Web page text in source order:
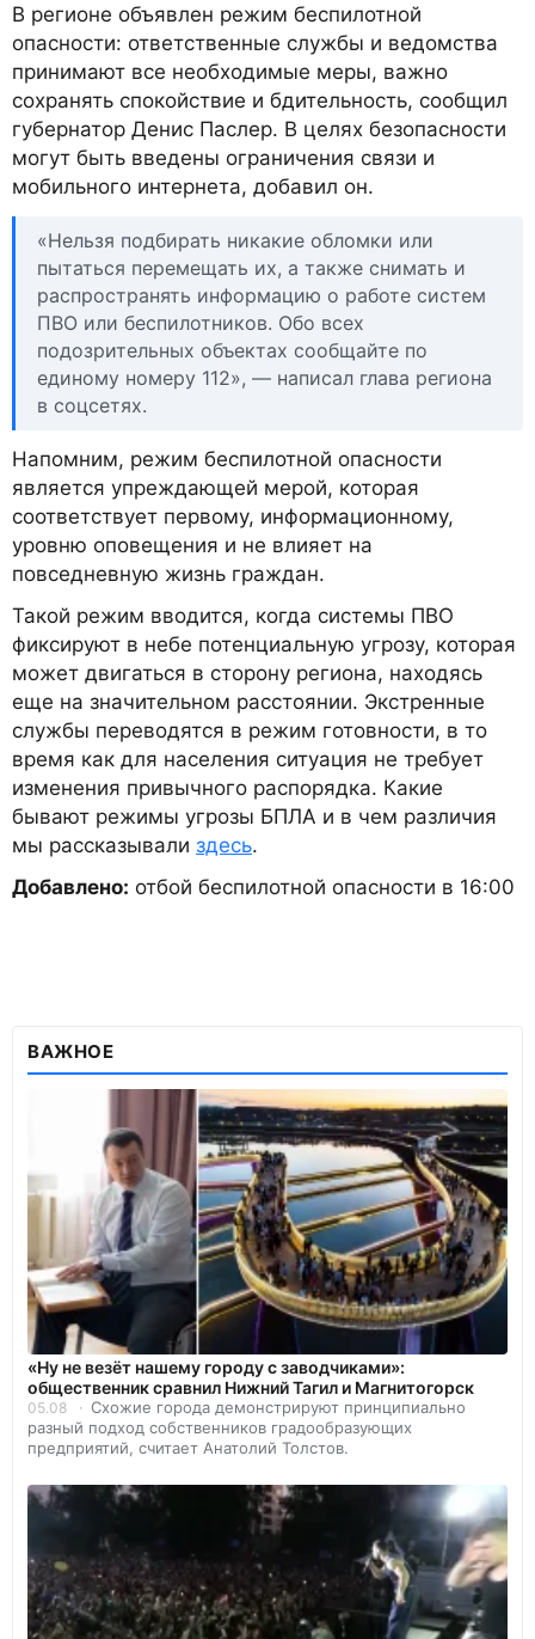
В регионе объявлен режим беспилотной
опасности: ответственные службы и ведомства
принимают все необходимые меры, важно
сохранять спокойствие и бдительность, сообщил
губернатор Денис Паслер. В целях безопасности
могут быть введены ограничения связи и
мобильного интернета, добавил он.
«Нельзя подбирать никакие обломки или
пытаться перемещать их, а также снимать и
распространять информацию о работе систем
ПВО или беспилотников. Обо всех
подозрительных объектах сообщайте по
единому номеру 112», — написал глава региона
в соцсетях.
Напомним, режим беспилотной опасности
является упреждающей мерой, которая
соответствует первому, информационному,
уровню оповещения и не влияет на
повседневную жизнь граждан.
Такой режим вводится, когда системы ПВО
фиксируют в небе потенциальную угрозу, которая
может двигаться в сторону региона, находясь
еще на значительном расстоянии. Экстренные
службы переводятся в режим готовности, в то
время как для населения ситуация не требует
изменения привычного распорядка. Какие
бывают режимы угрозы БПЛА и в чем различия
мы рассказывали здесь.
Добавлено: отбой беспилотной опасности в 16:00
ВАЖНОЕ
«Ну не везёт нашему городу с заводчиками»:
общественник сравнил Нижний Тагил и Магнитогорск
05.08
Схожие города демонстрируют принципиально
разный подход собственников градообразующих
предприятий, считает Анатолий Толстов.